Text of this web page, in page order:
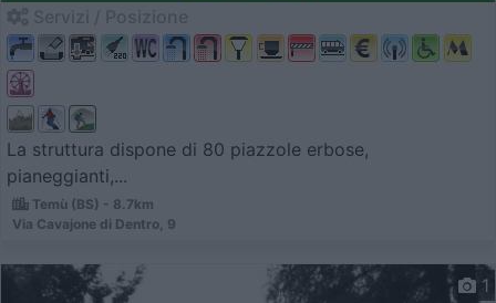
La struttura dispone di 80 piazzole erbose,
pianeggianti,...
Temù (BS) - 8.7km
Via Cavajone di Dentro, 9
1